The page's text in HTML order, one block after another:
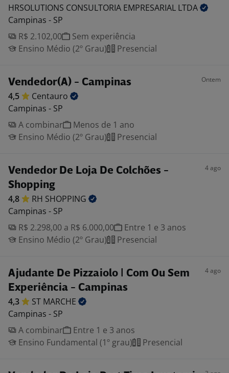
HRSOLUTIONS CONSULTORIA EMPRESARIAL LTDA
Campinas - SP
R$ 2.102,00
Sem experiência
Ensino Médio (2º Grau)
Presencial
Vendedor(A) - Campinas Ontem
4,5
Centauro
Campinas - SP
A combinar
Menos de 1 ano
Ensino Médio (2º Grau)
Presencial
Vendedor De Loja De Colchões -
Shopping
4 ago
4,8 RH SHOPPING
Campinas - SP
R$ 2.298,00 a R$ 6.000,00
Entre 1 e 3 anos
Ensino Médio (2º Grau)
Presencial
Ajudante De Pizzaiolo | Com Ou Sem
Experiência - Campinas
4 ago
4,3 ST MARCHE
Campinas - SP
A combinar
Entre 1 e 3 anos
Ensino Fundamental (1º grau)
Presencial